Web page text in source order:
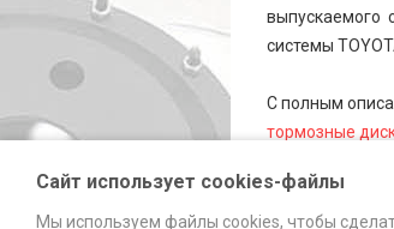
выпускаемого
системы
С полным
тормозные
тормозные
тормозные
Сайт использует cookies-файлы
Мы используем файлы cookies, чтобы